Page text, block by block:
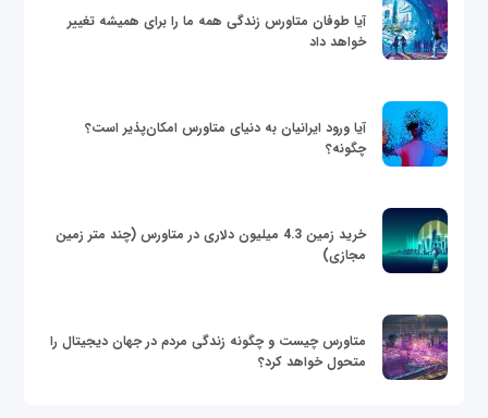
آیا طوفان متاورس زندگی همه ما را برای همیشه تغییر
خواهد داد
آیا ورود ایرانیان به دنیای متاورس امکان‌پذیر است؟
چگونه؟
خرید زمین 4.3 میلیون دلاری در متاورس (چند متر زمین
مجازی)
متاورس چیست و چگونه زندگی مردم در جهان دیجیتال را
متحول خواهد کرد؟